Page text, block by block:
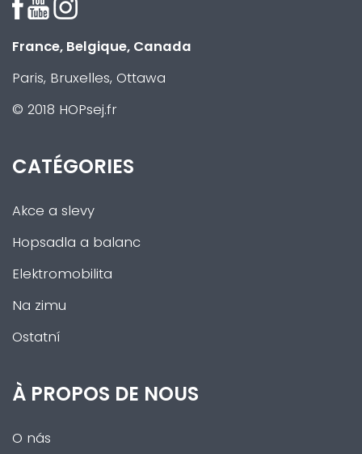
France, Belgique, Canada
Paris, Bruxelles, Ottawa
© 2018 HOPsej.fr
CATÉGORIES
Akce a slevy
Hopsadla a balanc
Elektromobilita
Na zimu
Ostatní
À PROPOS DE NOUS
O nás